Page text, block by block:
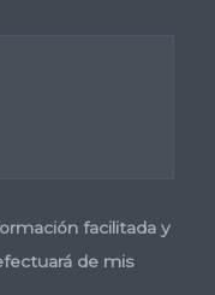
facilitada y
de mis